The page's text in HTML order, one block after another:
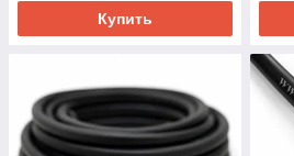
Кабель КГ от ТОО
Купить